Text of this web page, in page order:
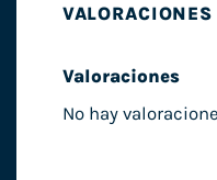
Valoraciones
No hay